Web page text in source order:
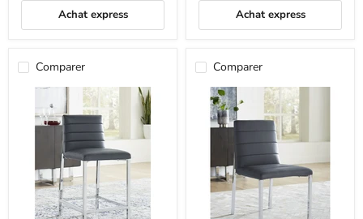
Achat express Achat express
Comparer Comparer